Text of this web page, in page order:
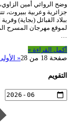
وضح الروائي أمين
جزائرية وعربية ببيروت،
ببلاد القبائل (بجاية)
لموقع مهرجان المسرح
…
أكمل القراءة »
صفحة 18 من 28
«
التقويم